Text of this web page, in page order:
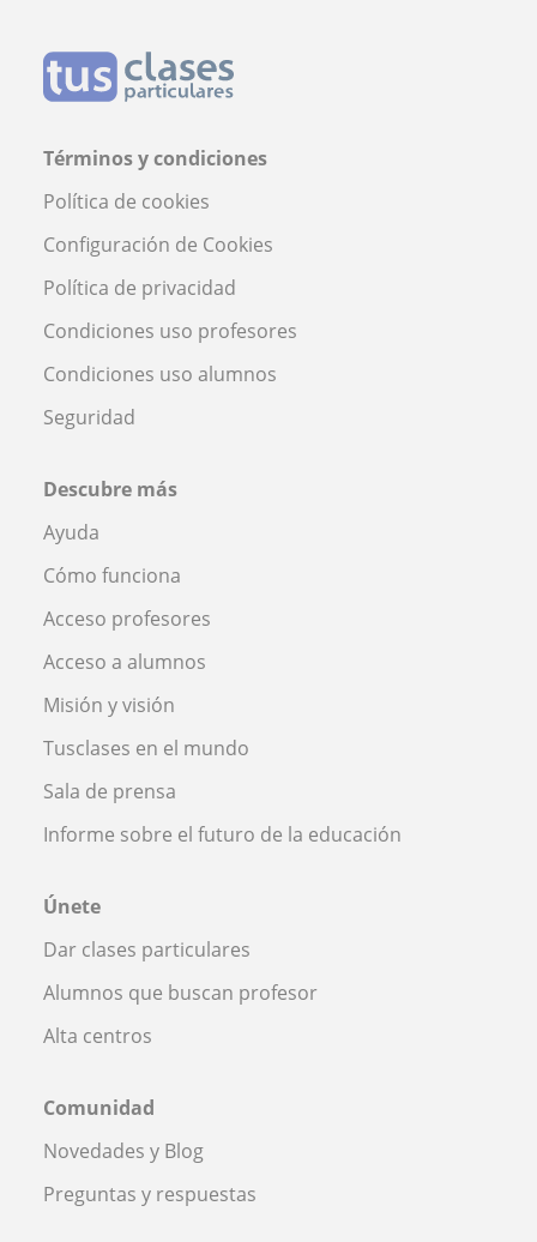
Términos y condiciones
Política de cookies
Configuración de Cookies
Política de privacidad
Condiciones uso profesores
Condiciones uso alumnos
Seguridad
Descubre más
Ayuda
Cómo funciona
Acceso profesores
Acceso a alumnos
Misión y visión
Tusclases en el mundo
Sala de prensa
Informe sobre el futuro de la educación
Únete
Dar clases particulares
Alumnos que buscan profesor
Alta centros
Comunidad
Novedades y Blog
Preguntas y respuestas